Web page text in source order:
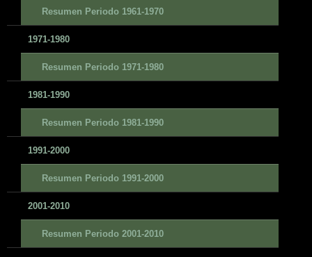
Resumen Periodo 1961-1970
1971-1980
Resumen Periodo 1971-1980
1981-1990
Resumen Periodo 1981-1990
1991-2000
Resumen Periodo 1991-2000
2001-2010
Resumen Periodo 2001-2010